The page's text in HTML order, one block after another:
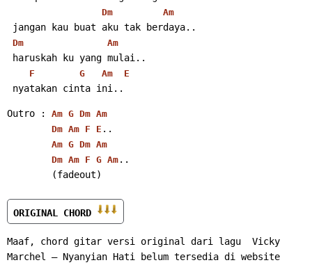
Dm Am
jangan kau buat aku tak berdaya..
Dm Am
haruskah ku yang mulai..
F G Am E
nyatakan cinta ini..
Outro : Am G Dm Am
Dm Am F E ..
Am G Dm Am
Dm Am F G Am ..
        (fadeout)
ORIGINAL CHORD
Maaf, chord gitar versi original dari lagu  Vicky
Marchel – Nyanyian Hati belum tersedia di website